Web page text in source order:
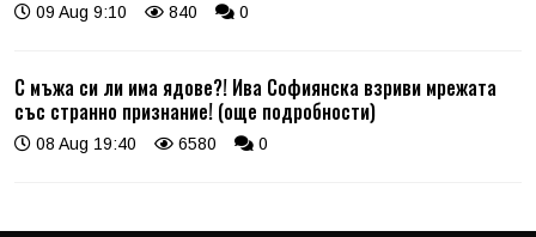
09 Aug 9:10 840 0
С мъжа си ли има ядове?! Ива Софиянска взриви мрежата
със странно признание! (още подробности)
08 Aug 19:40 6580 0